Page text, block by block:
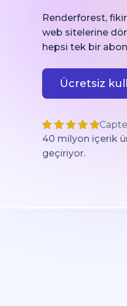
Renderforest,
web sitelerine
hepsi tek bir
Ücretsiz
40 milyon içerik
geçiriyor.